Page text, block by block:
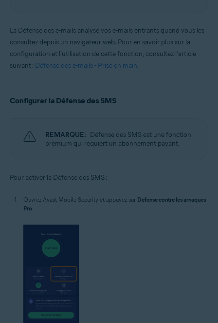
La Défense des e-mails analyse vos e-mails entrants quand vous les
consultez depuis un navigateur web. Pour en savoir plus sur la
configuration et l’utilisation de cette fonction, consultez l’article
suivant : Défense des e-mails - Prise en main.
Configurer la Défense des SMS
REMARQUE: Défense des SMS est une fonction
premium qui requiert un abonnement payant.
Pour activer la Défense des SMS :
Ouvrez Avast Mobile Security et appuyez sur Défense contre les arnaques
Pro